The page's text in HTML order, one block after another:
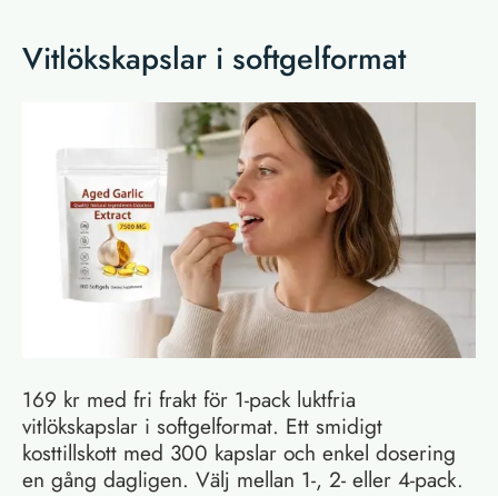
Vitlökskapslar i softgelformat
169 kr med fri frakt för 1-pack luktfria
vitlökskapslar i softgelformat. Ett smidigt
kosttillskott med 300 kapslar och enkel dosering
en gång dagligen. Välj mellan 1-, 2- eller 4-pack.